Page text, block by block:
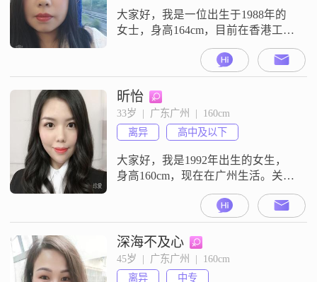
有洁癖，如果正式交往的话，要测
hpv艾滋，对大家
大家好，我是一位出生于1988年的
女士，身高164cm，目前在香港工
作，月收入在8001到12000元之间。
我的学历是高中及以下，但我一直
保持着积极向上的生活态度。我性
格开朗，阳光爱笑，善于与人相
处，特别细腻敏感，能够理解和关
心他人的感受。在生活中，我非常
重视家庭，认为家庭是我生活的重
心。我喜欢精致的生活方式，追求
简单
昕怡
33岁  |  广东广州  |  160cm
离异
高中及以下
大家好，我是1992年出生的女生，
身高160cm，现在在广州生活。关于
我自己，性格上我是一个随和的
人，平时情绪比较稳定，也比较温
柔善良。在生活上，我比较注重生
活品质，爱干净，同时，我特别崇
拜事业有成的成熟稳重类型，如果
还是属蛇、属龙或者属鼠的最好。
深海不及心
45岁  |  广东广州  |  160cm
离异
中专